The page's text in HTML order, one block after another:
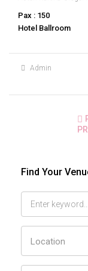
Pax : 150
Hotel Ballroom
Admin
Find Your
Location